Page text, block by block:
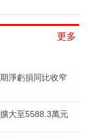
更多
淨虧損同比收窄
大至5588.3萬元